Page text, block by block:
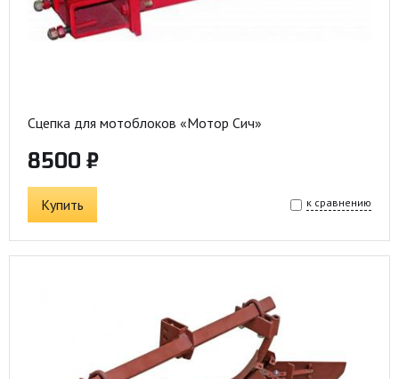
Сцепка для мотоблоков «Мотор Сич»
8500 ₽
Купить к сравнению